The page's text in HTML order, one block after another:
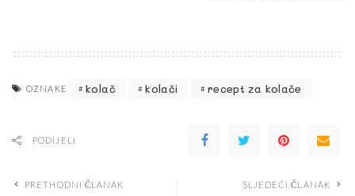
OZNAKE kolač kolači recept za kolače
PODIJELI
PRETHODNI ČLANAK SLJEDEĆI ČLANAK